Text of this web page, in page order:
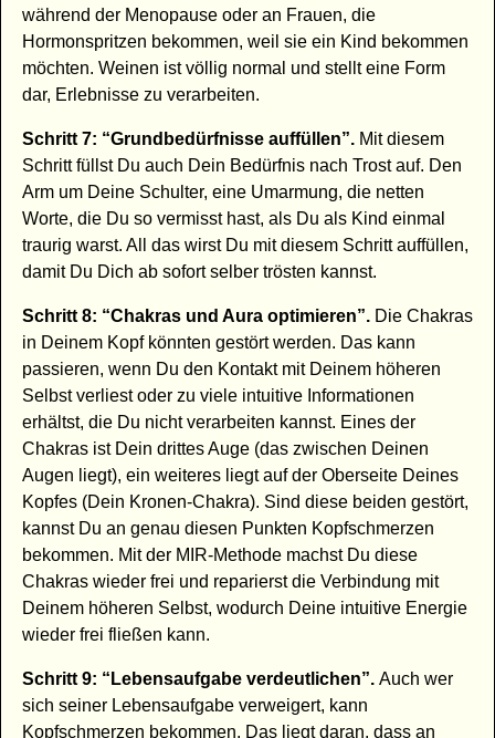
während der Menopause oder an Frauen, die
Hormonspritzen bekommen, weil sie ein Kind bekommen
möchten. Weinen ist völlig normal und stellt eine Form
dar, Erlebnisse zu verarbeiten.
Schritt 7: “Grundbedürfnisse auffüllen”.Mit diesem
Schritt füllst Du auch Dein Bedürfnis nach Trost auf. Den
Arm um Deine Schulter, eine Umarmung, die netten
Worte, die Du so vermisst hast, als Du als Kind einmal
traurig warst. All das wirst Du mit diesem Schritt auffüllen,
damit Du Dich ab sofort selber trösten kannst.
Schritt 8: “Chakras und Aura optimieren”.Die Chakras
in Deinem Kopf könnten gestört werden. Das kann
passieren, wenn Du den Kontakt mit Deinem höheren
Selbst verliest oder zu viele intuitive Informationen
erhältst, die Du nicht verarbeiten kannst. Eines der
Chakras ist Dein drittes Auge (das zwischen Deinen
Augen liegt), ein weiteres liegt auf der Oberseite Deines
Kopfes (Dein Kronen-Chakra). Sind diese beiden gestört,
kannst Du an genau diesen Punkten Kopfschmerzen
bekommen. Mit der MIR-Methode machst Du diese
Chakras wieder frei und reparierst die Verbindung mit
Deinem höheren Selbst, wodurch Deine intuitive Energie
wieder frei fließen kann.
Schritt 9: “Lebensaufgabe verdeutlichen”. Auch wer
sich seiner Lebensaufgabe verweigert, kann
Kopfschmerzen bekommen. Das liegt daran, dass an